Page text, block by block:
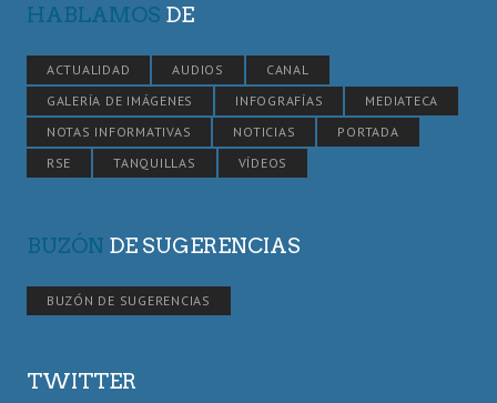
HABLAMOS DE
ACTUALIDAD AUDIOS
CANAL
GALERÍA DE IMÁGENES
INFOGRAFÍAS
MEDIATECA
NOTAS INFORMATIVAS
NOTICIAS
PORTADA
RSE
TANQUILLAS VÍDEOS
BUZÓN DE SUGERENCIAS
BUZÓN DE SUGERENCIAS
TWITTER